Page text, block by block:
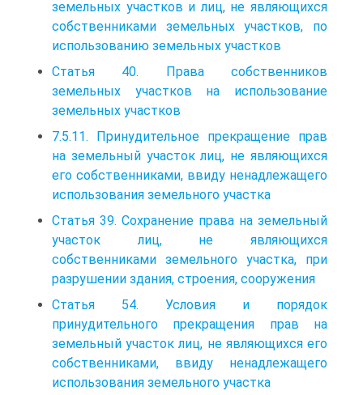
земельных участков и лиц, не являющихся
собственниками земельных участков, по
использованию земельных участков
Статья 40. Права собственников
земельных участков на использование
земельных участков
7.5.11. Принудительное прекращение прав
на земельный участок лиц, не являющихся
его собственниками, ввиду ненадлежащего
использования земельного участка
Статья 39. Сохранение права на земельный
участок лиц, не являющихся
собственниками земельного участка, при
разрушении здания, строения, сооружения
Статья 54. Условия и порядок
принудительного прекращения прав на
земельный участок лиц, не являющихся его
собственниками, ввиду ненадлежащего
использования земельного участка